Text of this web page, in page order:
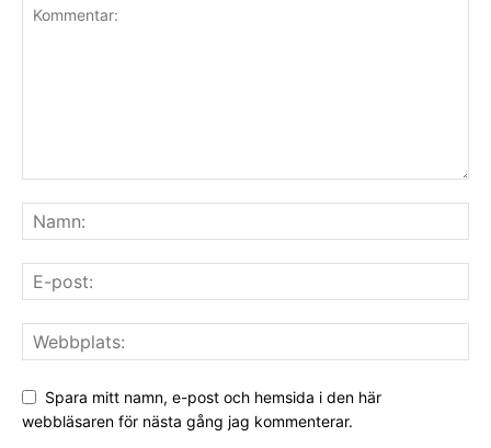
Spara mitt namn, e-post och hemsida i den här
webbläsaren för nästa gång jag kommenterar.